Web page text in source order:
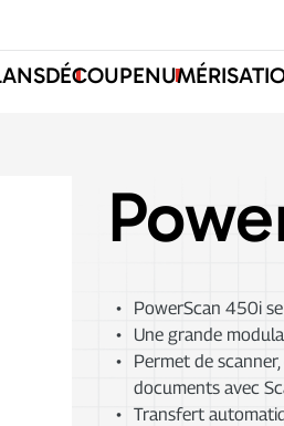
DÉCOUPE
PowerScan 450i
Une grande
Permet de
documents avec
Transfert